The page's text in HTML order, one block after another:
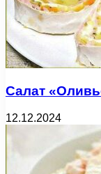
Салат
12.12.2024